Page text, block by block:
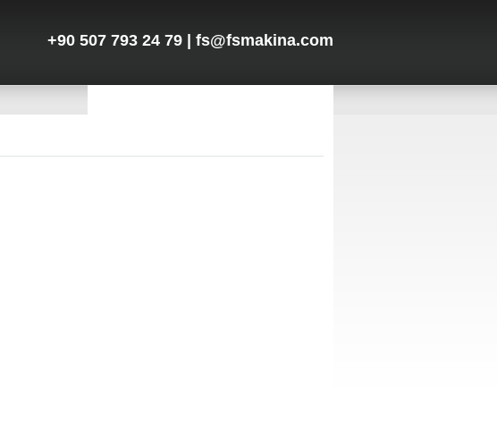
+90 507 793 24 79 | fs@fsmakina.com